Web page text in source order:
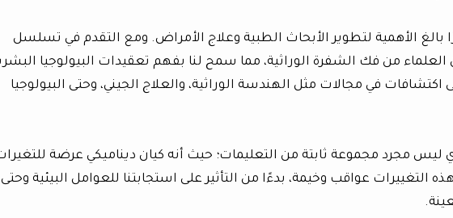
بالغ الأهمية لتطوير الأبحاث الطبية وعلاج الأمراض. ومع التقدم في تسلسل
من فك الشفرة الوراثية، مما سمح لنا بفهم تعقيدات البيولوجيا
في مجالات مثل الهندسة الوراثية، والعلاج الجيني، وحتى البيولوجيا
ليس مجرد مجموعة ثابتة من التعليمات؛ حيث أنه كيان ديناميكي عرضة
عواقب وخيمة، بدءًا من التأثير على استجابتنا للعوامل البيئية وحتى